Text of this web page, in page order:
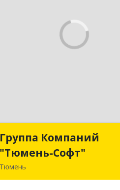
Группа Компаний
"Тюмень-Софт"
Тюмень
Группа
"Тюмень-